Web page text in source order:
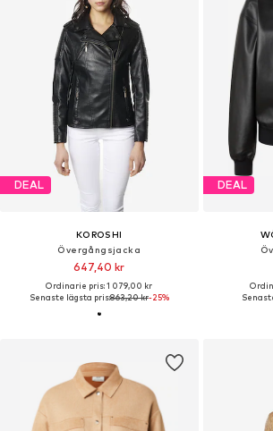
DEAL
KOROSHI
Övergångsjacka
647,40 kr
Ordinarie pris: 1 079,00 kr
Senaste lägsta pris:863,20 kr-25%
DEAL